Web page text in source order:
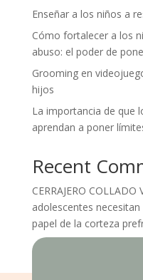
Enseñar a los niños a
Cómo fortalecer a los
abuso: el poder de
Grooming en
hijos
La importancia de que
aprendan a poner
Recent
CERRAJERO COLLADO
adolescentes
papel de la corteza